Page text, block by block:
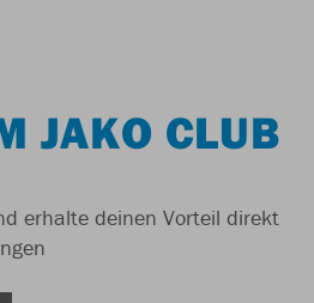
JAKO CLUB
erhalte deinen Vorteil direkt